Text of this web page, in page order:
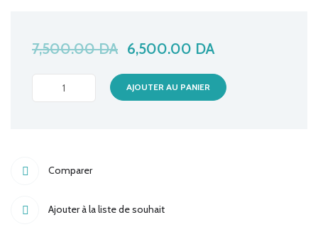
7,500.00DA 6,500.00 DA
ROUTEUR
WIFI
WR940N/450MBPS
AJOUTER AU PANIER
Comparer
Ajouter à la liste de souhait